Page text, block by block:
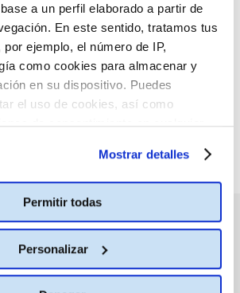
a un perfil elaborado a partir de
En este sentido, tratamos tus
ejemplo, el número de IP,
como cookies para almacenar y
en su dispositivo. Puedes
el uso de cookies, así como
de consentimiento en cualquier
Mostrar detalles
Permitir todas
Personalizar
No hay películas con el
criterio de búsqueda
seleccionado.